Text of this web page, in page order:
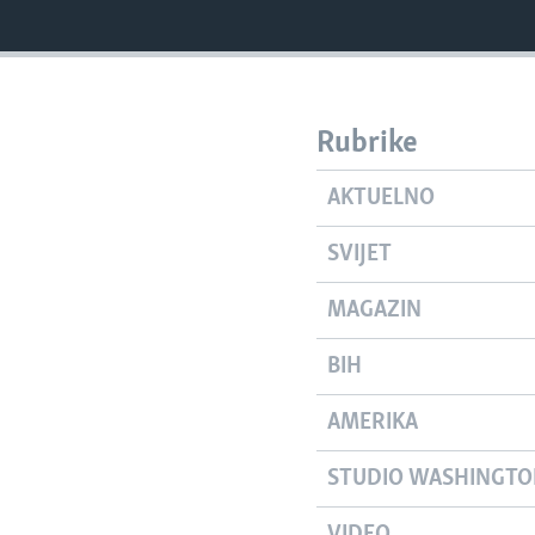
Rubrike
AKTUELNO
SVIJET
MAGAZIN
BIH
AMERIKA
STUDIO